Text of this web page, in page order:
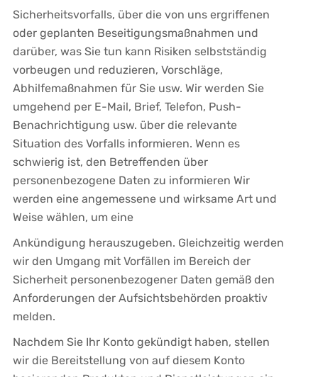
Sicherheitsvorfalls, über die von uns ergriffenen
oder geplanten Beseitigungsmaßnahmen und
darüber, was Sie tun kann Risiken selbstständig
vorbeugen und reduzieren, Vorschläge,
Abhilfemaßnahmen für Sie usw. Wir werden Sie
umgehend per E-Mail, Brief, Telefon, Push-
Benachrichtigung usw. über die relevante
Situation des Vorfalls informieren. Wenn es
schwierig ist, den Betreffenden über
personenbezogene Daten zu informieren Wir
werden eine angemessene und wirksame Art und
Weise wählen, um eine
Ankündigung herauszugeben. Gleichzeitig werden
wir den Umgang mit Vorfällen im Bereich der
Sicherheit personenbezogener Daten gemäß den
Anforderungen der Aufsichtsbehörden proaktiv
melden.
Nachdem Sie Ihr Konto gekündigt haben, stellen
wir die Bereitstellung von auf diesem Konto